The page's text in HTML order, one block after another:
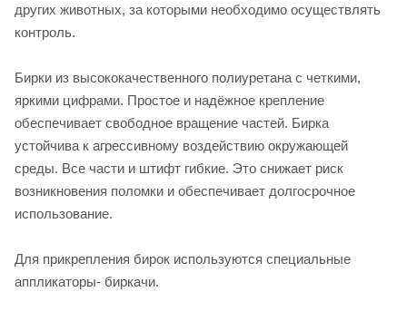
других животных, за которыми необходимо осуществлять
контроль.
Бирки из высококачественного полиуретана с четкими,
яркими цифрами. Простое и надёжное крепление
обеспечивает свободное вращение частей. Бирка
устойчива к агрессивному воздействию окружающей
среды. Все части и штифт гибкие. Это снижает риск
возникновения поломки и обеспечивает долгосрочное
использование.
Для прикрепления бирок используются специальные
аппликаторы- биркачи.